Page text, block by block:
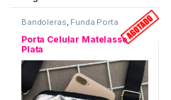
Bandoleras Funda Porta
Matelasse
personal
Porta Celular Matelasse
Plata